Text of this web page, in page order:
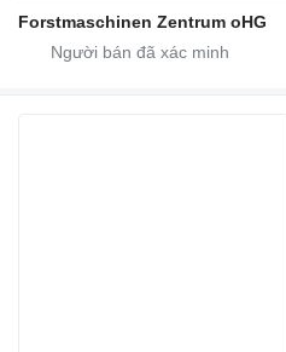
Forstmaschinen Zentrum oHG